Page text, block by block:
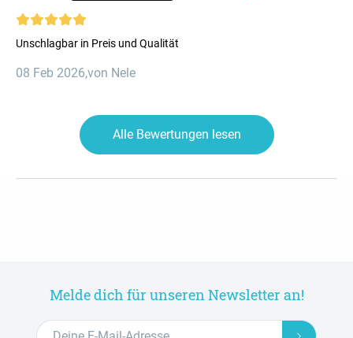
Unschlagbar in Preis und Qualität
08 Feb 2026,von Nele
Alle Bewertungen lesen
Melde dich für unseren Newsletter an!